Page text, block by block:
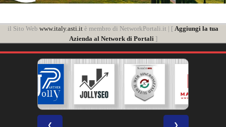
il Sito Web www.italy.asti.it è membro di NetworkPortali.it | [ Aggiungi la tua
Azienda al Network di Portali]
❮ ❯